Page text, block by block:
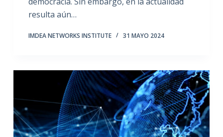
resulta aún…
IMDEA NETWORKS INSTITUTE 31 MAYO 2024